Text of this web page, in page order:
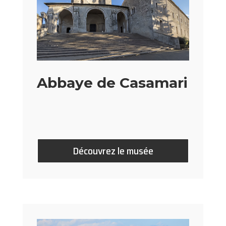
Abbaye de Casamari
Découvrez le musée